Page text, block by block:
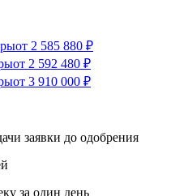
от 2 585 880 ₽
от 2 592 480 ₽
от 3 910 000 ₽
заявки до одобрения
за один день